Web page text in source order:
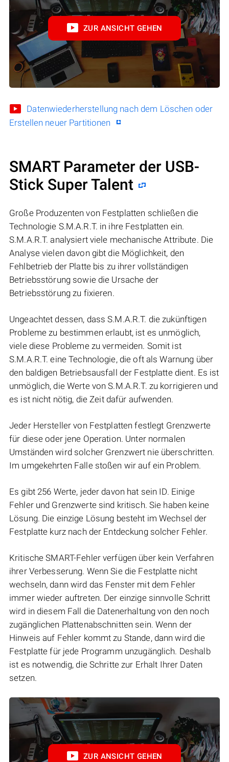
ZUR ANSICHT GEHEN
Datenwiederherstellung nach dem Löschen oder
Erstellen neuer Partitionen
SMART Parameter der USB-
Stick Super Talent
Große Produzenten von Festplatten schließen die
Technologie S.M.A.R.T. in ihre Festplatten ein.
S.M.A.R.T. analysiert viele mechanische Attribute. Die
Analyse vielen davon gibt die Möglichkeit, den
Fehlbetrieb der Platte bis zu ihrer vollständigen
Betriebsstörung sowie die Ursache der
Betriebsstörung zu fixieren.
Ungeachtet dessen, dass S.M.A.R.T. die zukünftigen
Probleme zu bestimmen erlaubt, ist es unmöglich,
viele diese Probleme zu vermeiden. Somit ist
S.M.A.R.T. eine Technologie, die oft als Warnung über
den baldigen Betriebsausfall der Festplatte dient. Es ist
unmöglich, die Werte von S.M.A.R.T. zu korrigieren und
es ist nicht nötig, die Zeit dafür aufwenden.
Jeder Hersteller von Festplatten festlegt Grenzwerte
für diese oder jene Operation. Unter normalen
Umständen wird solcher Grenzwert nie überschritten.
Im umgekehrten Falle stoßen wir auf ein Problem.
Es gibt 256 Werte, jeder davon hat sein ID. Einige
Fehler und Grenzwerte sind kritisch. Sie haben keine
Lösung. Die einzige Lösung besteht im Wechsel der
Festplatte kurz nach der Entdeckung solcher Fehler.
Kritische SMART-Fehler verfügen über kein Verfahren
ihrer Verbesserung. Wenn Sie die Festplatte nicht
wechseln, dann wird das Fenster mit dem Fehler
immer wieder auftreten. Der einzige sinnvolle Schritt
wird in diesem Fall die Datenerhaltung von den noch
zugänglichen Plattenabschnitten sein. Wenn der
Hinweis auf Fehler kommt zu Stande, dann wird die
Festplatte für jede Programm unzugänglich. Deshalb
ist es notwendig, die Schritte zur Erhalt Ihrer Daten
setzen.
ZUR ANSICHT GEHEN